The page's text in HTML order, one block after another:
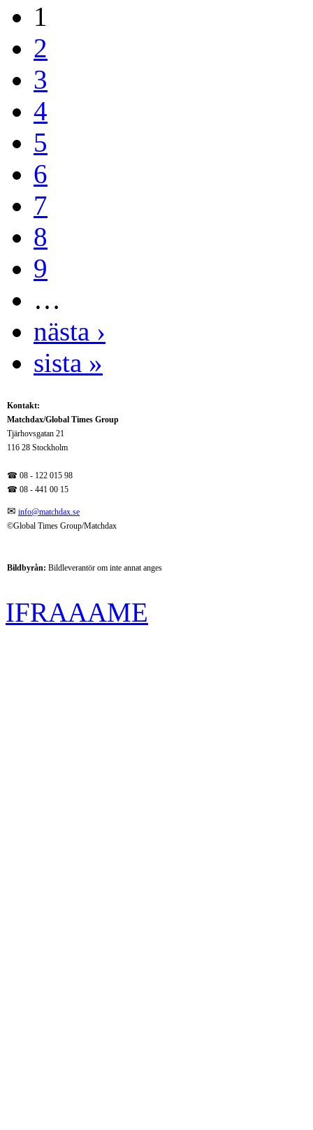
1
2
3
4
5
6
7
8
9
…
nästa ›
sista »
Kontakt:
Matchdax/Global Times Group
Tjärhovsgatan 21
116 28 Stockholm
☎ 08 - 122 015 98
☎ 08 - 441 00 15
✉ info@matchdax.se
©Global Times Group/Matchdax
Bildbyrån: Bildleverantör om inte annat anges
IFRAAAME